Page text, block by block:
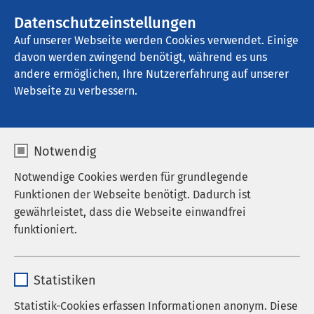
Datenschutzeinstellungen
Auf unserer Webseite werden Cookies verwendet. Einige
davon werden zwingend benötigt, während es uns
andere ermöglichen, Ihre Nutzererfahrung auf unserer
Webseite zu verbessern.
Notwendig
Notwendige Cookies werden für grundlegende
Funktionen der Webseite benötigt. Dadurch ist
gewährleistet, dass die Webseite einwandfrei
funktioniert.
Anbieter sgalinski
Statistiken
Statistik-Cookies erfassen Informationen anonym. Diese
AMEOS Klinikum Holzminden
Qualität
Qualität bedeutet..
im Hinblick auf die medizinische, therapeutische
und pflegerische Betreuung und Versorgung der
Patientinnen und Patienten.